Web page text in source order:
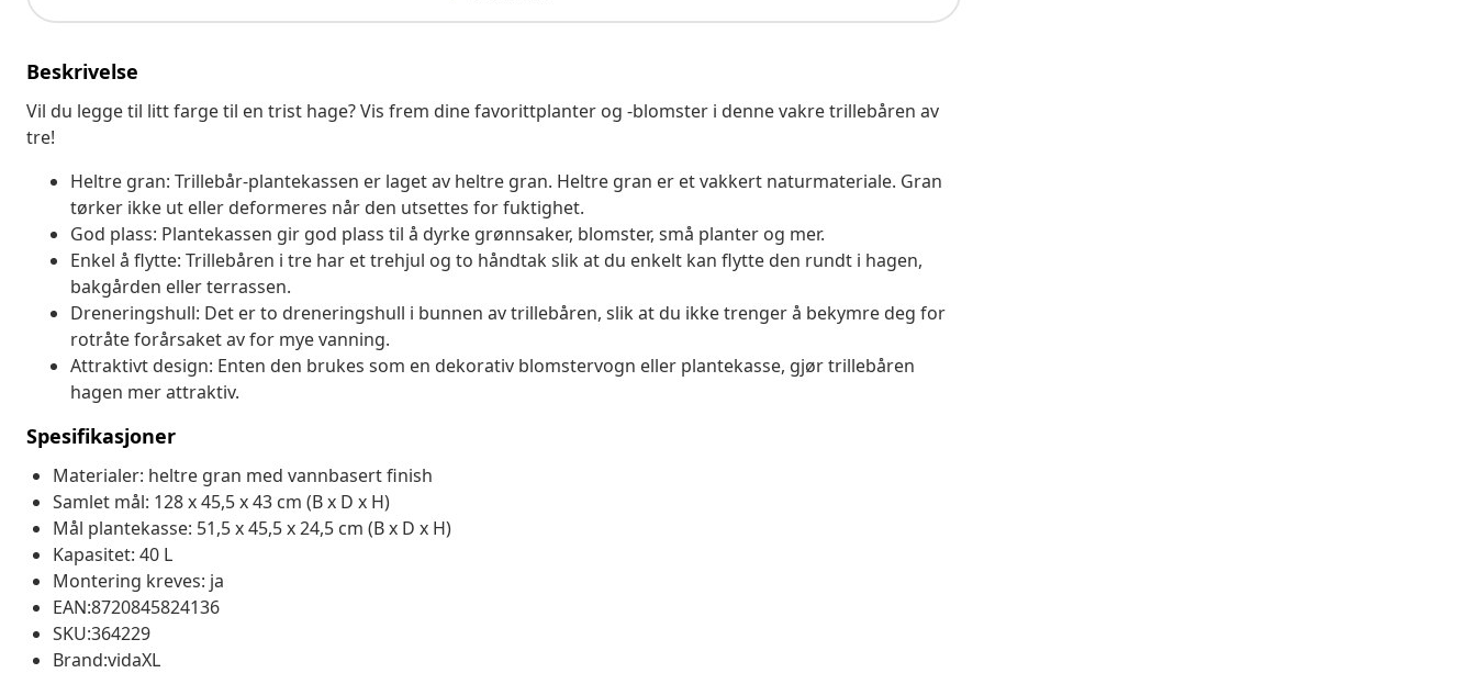
Beskrivelse
Vil du legge til litt farge til en trist hage? Vis frem dine favorittplanter og -blomster i denne vakre trillebåren av
tre!
Heltre gran: Trillebår-plantekassen er laget av heltre gran. Heltre gran er et vakkert naturmateriale. Gran
tørker ikke ut eller deformeres når den utsettes for fuktighet.
God plass: Plantekassen gir god plass til å dyrke grønnsaker, blomster, små planter og mer.
Enkel å flytte: Trillebåren i tre har et trehjul og to håndtak slik at du enkelt kan flytte den rundt i hagen,
bakgården eller terrassen.
Dreneringshull: Det er to dreneringshull i bunnen av trillebåren, slik at du ikke trenger å bekymre deg for
rotråte forårsaket av for mye vanning.
Attraktivt design: Enten den brukes som en dekorativ blomstervogn eller plantekasse, gjør trillebåren
hagen mer attraktiv.
Spesifikasjoner
Materialer: heltre gran med vannbasert finish
Samlet mål: 128 x 45,5 x 43 cm (B x D x H)
Mål plantekasse: 51,5 x 45,5 x 24,5 cm (B x D x H)
Kapasitet: 40 L
Montering kreves: ja
EAN:8720845824136
SKU:364229
Brand:vidaXL